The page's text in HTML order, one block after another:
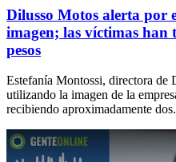
Dilusso Motos alerta por
imagen; las víctimas han
pesos
Estefanía Montossi, directora de
utilizando la imagen de la
recibiendo aproximadamente